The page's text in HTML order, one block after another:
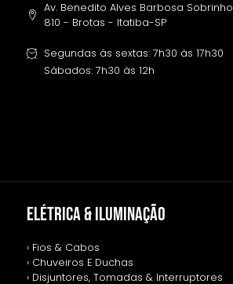
Av. Benedito Alves Barbosa Sobrinho
810 - Brotas - Itatiba-SP
Segundas às sextas: 7h30 às 17h30
Sábados: 7h30 às 12h
ELÉTRICA & ILUMINAÇÃO
› Fios & Cabos
› Chuveiros E Duchas
› Disjuntores, Tomadas & Interruptores